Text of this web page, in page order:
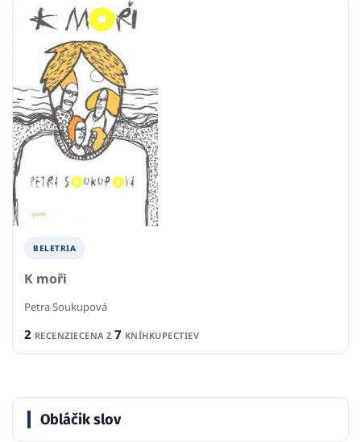
BELETRIA
K moři
Petra Soukupová
2 RECENZIECENA Z 7 KNÍHKUPECTIEV
Obláčik slov